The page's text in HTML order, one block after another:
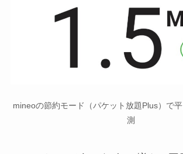
mineoの節約モード（パケット放題Plus）で
測